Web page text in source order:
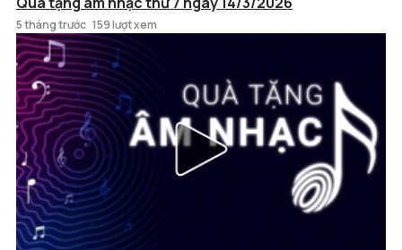
5 tháng trước 159 lượt xem